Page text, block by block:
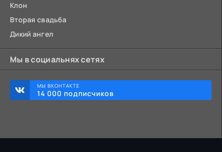
Клон
Вторая свадьба
Дикий ангел
Мы в социальнях сетях
МЫ ВКОНТАКТЕ
14 000 подписчиков